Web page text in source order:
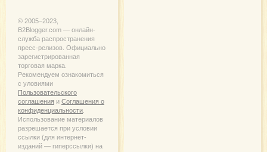
© 2005−2023,
B2Blogger.com — онлайн-
служба распространения
пресс-релизов. Официально
зарегистрированная
торговая марка.
Рекомендуем ознакомиться
с уловиями
Пользовательского
соглашения и Соглашения о
конфиденциальности
Использование материалов
разрешается при условии
ссылки (для интернет-
изданий — гиперссылки) на